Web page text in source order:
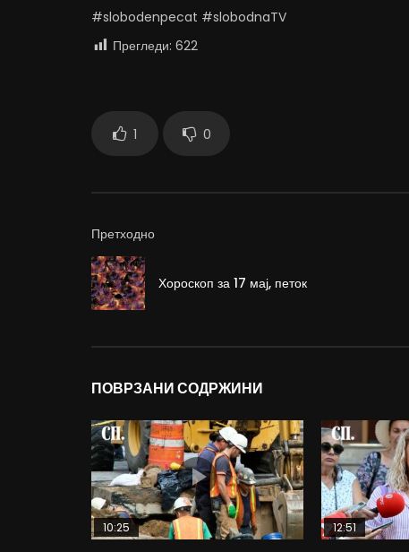
#slobodenpecat #slobodnaTV
Прегледи: 622
1 0
Претходно
Хороскоп за 17 мај, петок
ПОВРЗАНИ СОДРЖИНИ
10:25 12:51